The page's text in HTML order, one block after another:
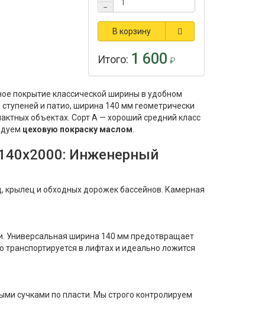
−
В корзину
Итого: 1 600 ₽
покрытие классической ширины в удобном
и патио, ширина 140 мм геометрически
объектах. Сорт А — хороший средний класс
цеховую покраску маслом.
Инженерный
крылец и обходных дорожек бассейнов. Камерная
Универсальная ширина 140 мм предотвращает
в лифтах и идеально ложится
сучками по пласти. Мы строго контролируем